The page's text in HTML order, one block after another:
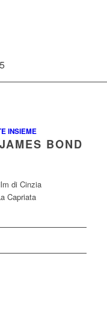
INSIEME
BOND
di Cinzia
Capriata